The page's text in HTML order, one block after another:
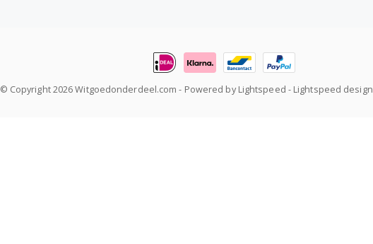
© Copyright 2026 Witgoedonderdeel.com - Powered by Lightspeed - Lightspeed design